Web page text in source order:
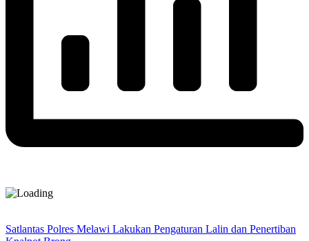
Satlantas Polres Melawi Lakukan Pengaturan Lalin dan Penertiban